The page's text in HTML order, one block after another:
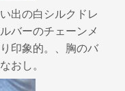
出の白シルクドレ
バーのチェーンメ
印象的。、胸のバ
おし。